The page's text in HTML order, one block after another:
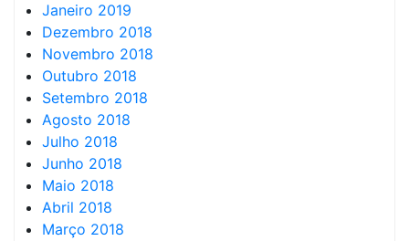
Janeiro 2019
Dezembro 2018
Novembro 2018
Outubro 2018
Setembro 2018
Agosto 2018
Julho 2018
Junho 2018
Maio 2018
Abril 2018
Março 2018